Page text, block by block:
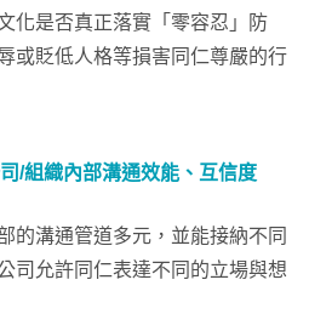
化是否真正落實「零容忍」防
或貶低人格等損害同仁尊嚴的行
/組織內部溝通效能、互信度
的溝通管道多元，並能接納不同
司允許同仁表達不同的立場與想